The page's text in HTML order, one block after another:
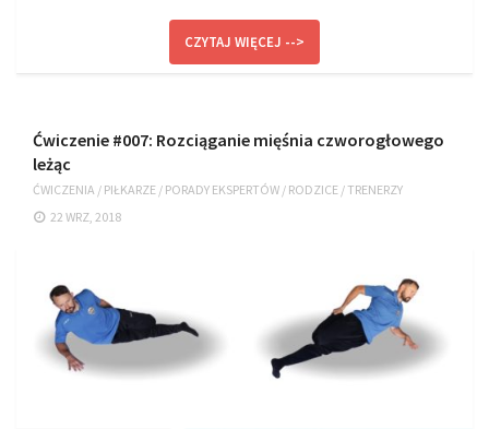
CZYTAJ WIĘCEJ -->
Ćwiczenie #007: Rozciąganie mięśnia czworogłowego
leżąc
ĆWICZENIA / PIŁKARZE / PORADY EKSPERTÓW / RODZICE /TRENERZY
22 WRZ, 2018